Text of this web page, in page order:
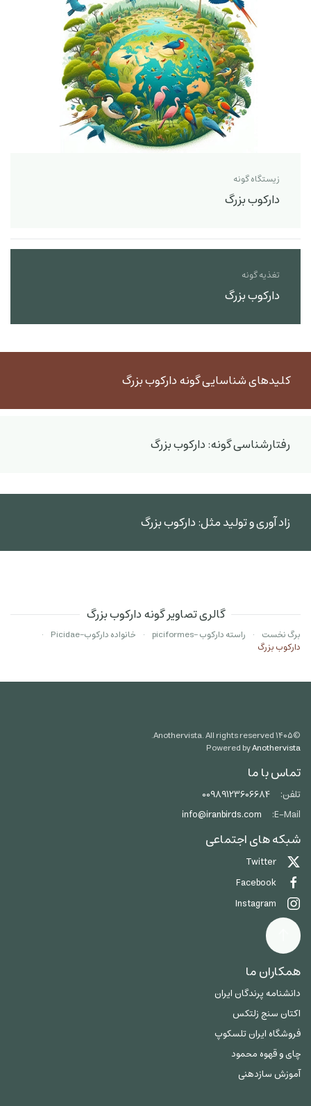
زیستگاه گونه
دارکوب بزرگ
تغذیه گونه
دارکوب بزرگ
کلیدهای شناسایی گونه دارکوب بزرگ
رفتارشناسی گونه: دارکوب بزرگ
زاد آوری و تولید مثل: دارکوب بزرگ
گالری تصاویر گونه دارکوب بزرگ
برگ نخست راسته دارکوب -piciformes
خانواده دارکوب-Picidae
دارکوب بزرگ
©۱۴۰۵
Powered byAnothervista
تماس با ما
تلفن:
00989123606684
E-Mail:
info@iranbirds.com
شبکه های اجتماعی
Twitter
Facebook
Instagram
همکاران ما
دانشنامه پرندگان ایران
اکتان سنج زلتکس
فروشگاه ایران تلسکوپ
چای و قهوه محمود
آموزش سازدهنی